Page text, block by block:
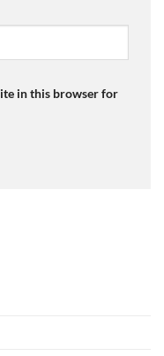
in this browser for